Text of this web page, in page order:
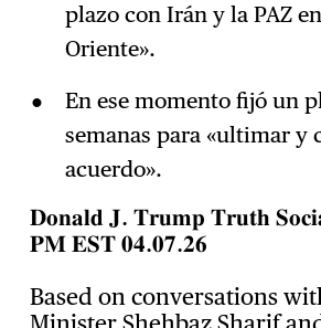
plazo con Irán y la PAZ
Oriente».
En ese momento fijó un
semanas para «ultimar y
acuerdo».
𝐃𝐨𝐧𝐚𝐥𝐝 𝐉. 𝐓𝐫𝐮𝐦𝐩 𝐓𝐫𝐮𝐭𝐡
𝐏𝐌 𝐄𝐒𝐓 𝟎𝟒.𝟎𝟕.𝟐𝟔
Based on conversations